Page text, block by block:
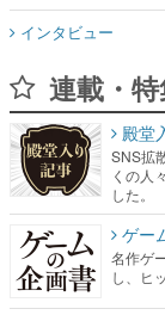
インタビュー
連載・
殿堂
SNS拡
くの人
した。
ゲー
名作ゲ
し、ヒ